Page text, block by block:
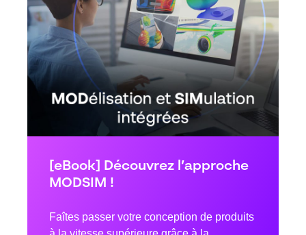
[eBook] Découvrez l’approche
MODSIM !
Faîtes passer votre conception de produits